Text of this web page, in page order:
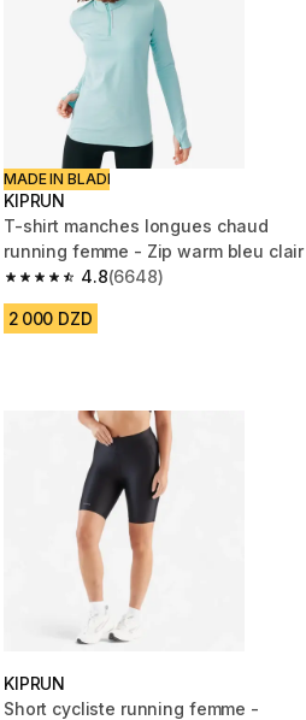
MADE IN BLADI
KIPRUN
T-shirt manches longues chaud
running femme - Zip warm bleu clair
4.8
4.8 out of 5 stars from 6648 reviews
(6648)
2 000 DZD
KIPRUN
Short cycliste running femme -